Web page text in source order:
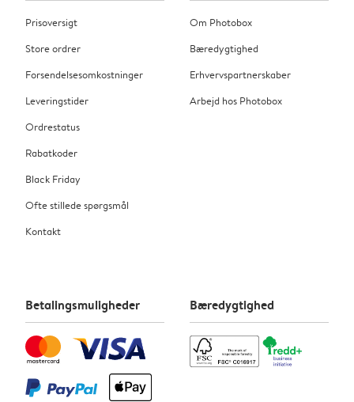
Prisoversigt
Store ordrer
Forsendelsesomkostninger
Leveringstider
Ordrestatus
Rabatkoder
Black Friday
Ofte stillede spørgsmål
Kontakt
Om Photobox
Bæredygtighed
Erhvervspartnerskaber
Arbejd hos Photobox
Betalingsmuligheder Bæredygtighed